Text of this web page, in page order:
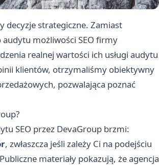
decyzje strategiczne. Zamiast
możliwości SEO firmy
realnej wartości ich usługi audytu
klientów, otrzymaliśmy obiektywny
pozwalająca poznać
SEO przez DevaGroup brzmi:
, zwłaszcza jeśli zależy Ci na podejściu
materiały pokazują, że agencja